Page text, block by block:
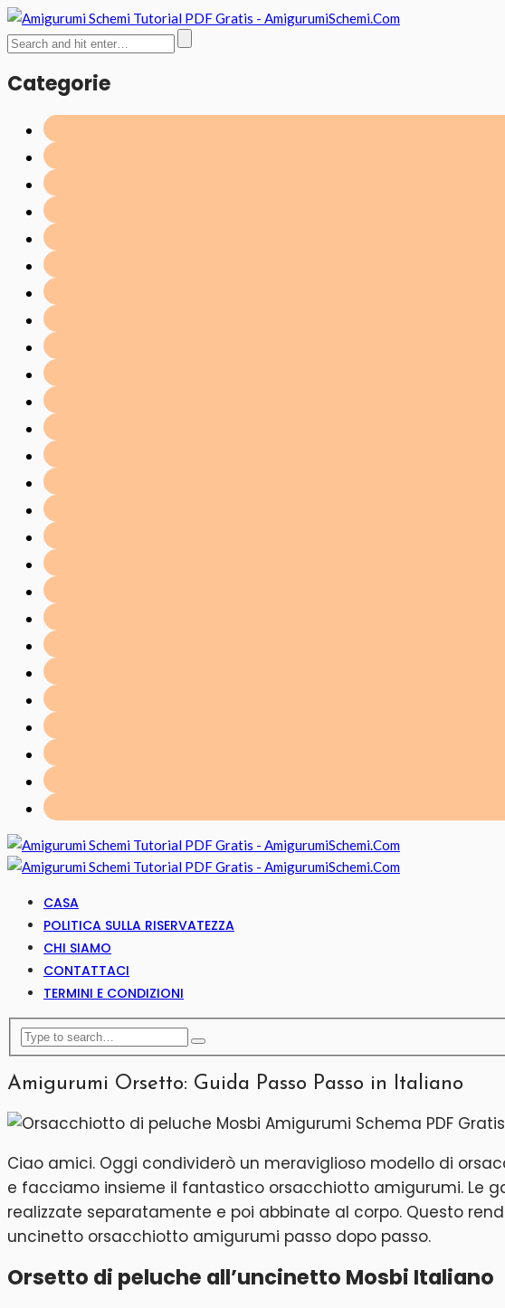
Categorie
CASA
POLITICA SULLA RISERVATEZZA
CHI SIAMO
CONTATTACI
TERMINI E CONDIZIONI
Amigurumi Orsetto: Guida Passo Passo in Italiano
Ciao amici. Oggi condividerò un meraviglioso modello di
e facciamo insieme il fantastico orsacchiotto amigurumi. Le
realizzate separatamente e poi abbinate al corpo. Questo
uncinetto orsacchiotto amigurumi passo dopo passo.
Orsetto di peluche all’uncinetto Mosbi Italiano